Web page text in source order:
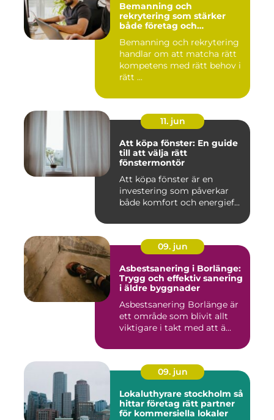
Bemanning och
rekrytering som stärker
både företag och
Bemanning och rekrytering
handlar om att matcha rätt
kompetens med rätt behov i
rätt ...
11. jun
Att köpa fönster: En guide
till att välja rätt
fönstermontör
Att köpa fönster är en
investering som påverkar
både komfort och energief...
09. jun
Asbestsanering i Borlänge:
Trygg och effektiv sanering
i äldre byggnader
Asbestsanering Borlänge är
ett område som blivit allt
viktigare i takt med att ä...
09. jun
Lokaluthyrare stockholm så
hittar företag rätt partner
för kommersiella lokaler